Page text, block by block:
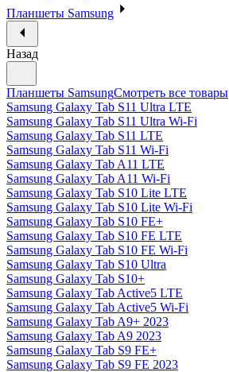
Планшеты Samsung
Назад
Планшеты SamsungСмотреть все товары
Samsung Galaxy Tab S11 Ultra LTE
Samsung Galaxy Tab S11 Ultra Wi-Fi
Samsung Galaxy Tab S11 LTE
Samsung Galaxy Tab S11 Wi-Fi
Samsung Galaxy Tab A11 LTE
Samsung Galaxy Tab A11 Wi-Fi
Samsung Galaxy Tab S10 Lite LTE
Samsung Galaxy Tab S10 Lite Wi-Fi
Samsung Galaxy Tab S10 FE+
Samsung Galaxy Tab S10 FE LTE
Samsung Galaxy Tab S10 FE Wi-Fi
Samsung Galaxy Tab S10 Ultra
Samsung Galaxy Tab S10+
Samsung Galaxy Tab Active5 LTE
Samsung Galaxy Tab Active5 Wi-Fi
Samsung Galaxy Tab A9+ 2023
Samsung Galaxy Tab A9 2023
Samsung Galaxy Tab S9 FE+
Samsung Galaxy Tab S9 FE 2023